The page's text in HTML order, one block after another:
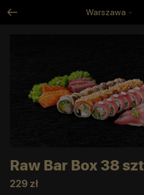
Warszawa
Raw Bar Box 38 szt
229 zł